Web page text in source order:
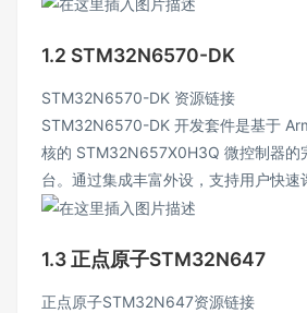
1.2 STM32N6570-DK
STM32N6570-DK 资源链接
STM32N6570-DK 开发套件是基于
核的 STM32N657X0H3Q 微控制器的
台。通过集成丰富外设，支持用户快速
1.3 正点原子STM32N647
正点原子STM32N647资源链接